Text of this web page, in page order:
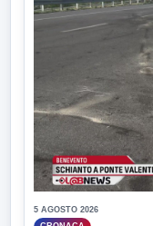
5 AGOSTO 2026